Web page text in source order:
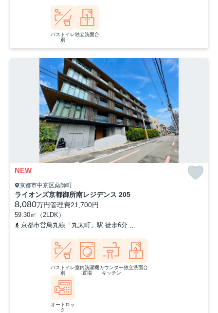
バストイレ
別
独立洗面台
NEW
京都市中京区薬師町
ライオンズ京都御所南レジデンス 205
8,080万円管理費21,700円
59.30㎡（2LDK）
京都市営烏丸線「丸太町」駅 徒歩6分
バストイレ
別
室内洗濯機
置場
カウンター
キッチン
独立洗面台
オートロッ
ク